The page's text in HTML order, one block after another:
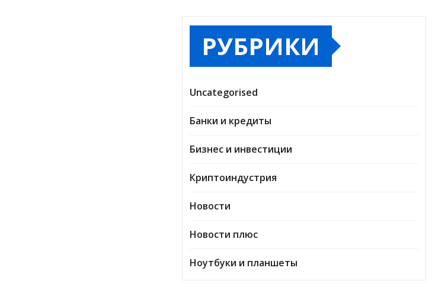
РУБРИКИ
Uncategorised
Банки и кредиты
Бизнес и инвестиции
Криптоиндустрия
Новости
Новости плюс
Ноутбуки и планшеты